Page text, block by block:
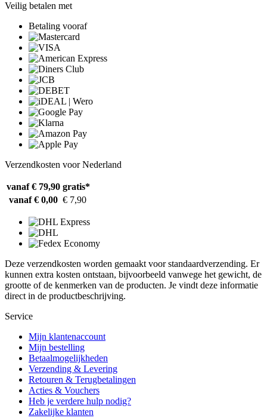
Veilig betalen met
Betaling vooraf
Verzendkosten voor Nederland
vanaf € 79,90 gratis*
vanaf € 0,00 € 7,90
Deze verzendkosten worden gemaakt voor standaardverzending. Er
kunnen extra kosten ontstaan, bijvoorbeeld vanwege het gewicht, de
grootte of de kenmerken van de producten. Je vindt deze informatie
direct in de productbeschrijving.
Service
Mijn klantenaccount
Mijn bestelling
Betaalmogelijkheden
Verzending & Levering
Retouren & Terugbetalingen
Acties & Vouchers
Heb je verdere hulp nodig?
Zakelijke klanten